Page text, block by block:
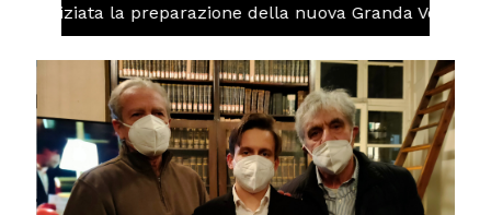
iniziata la preparazione della nuova Granda Volley